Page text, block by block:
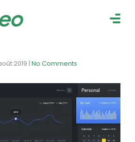
2019 | No Comments